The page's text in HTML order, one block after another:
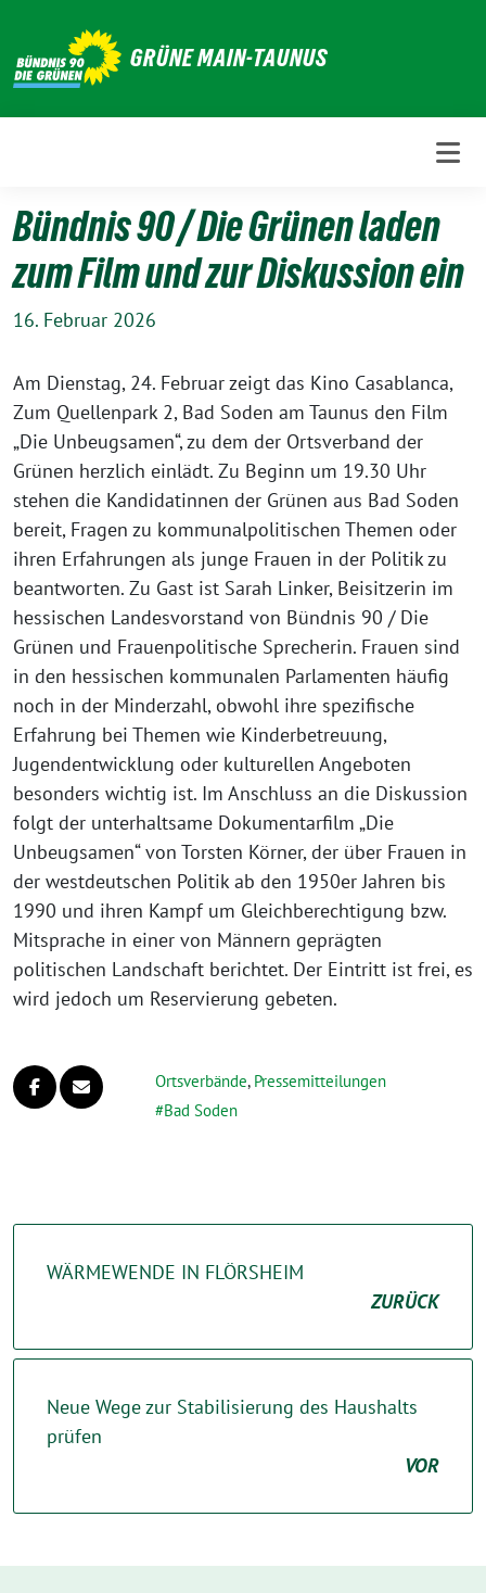
Inhalt
GRÜNE MAIN-TAUNUS
Bündnis 90 / Die Grünen laden
zum Film und zur Diskussion ein
16. Februar 2026
Am Dienstag, 24. Februar zeigt das Kino Casablanca,
Zum Quellenpark 2, Bad Soden am Taunus den Film
„Die Unbeugsamen“, zu dem der Ortsverband der
Grünen herzlich einlädt. Zu Beginn um 19.30 Uhr
stehen die Kandidatinnen der Grünen aus Bad Soden
bereit, Fragen zu kommunalpolitischen Themen oder
ihren Erfahrungen als junge Frauen in der Politik zu
beantworten. Zu Gast ist Sarah Linker, Beisitzerin im
hessischen Landesvorstand von Bündnis 90 / Die
Grünen und Frauenpolitische Sprecherin. Frauen sind
in den hessischen kommunalen Parlamenten häufig
noch in der Minderzahl, obwohl ihre spezifische
Erfahrung bei Themen wie Kinderbetreuung,
Jugendentwicklung oder kulturellen Angeboten
besonders wichtig ist. Im Anschluss an die Diskussion
folgt der unterhaltsame Dokumentarfilm „Die
Unbeugsamen“ von Torsten Körner, der über Frauen in
der westdeutschen Politik ab den 1950er Jahren bis
1990 und ihren Kampf um Gleichberechtigung bzw.
Mitsprache in einer von Männern geprägten
politischen Landschaft berichtet. Der Eintritt ist frei, es
wird jedoch um Reservierung gebeten.
Ortsverbände, Pressemitteilungen
Bad Soden
WÄRMEWENDE IN FLÖRSHEIM
ZURÜCK
Neue Wege zur Stabilisierung des Haushalts
prüfen
VOR